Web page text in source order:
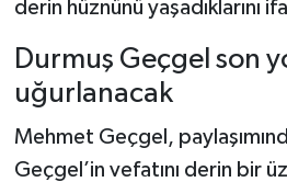
derin hüznünü yaşadıklarını
Durmuş Geçgel son
uğurlanacak
Mehmet Geçgel,
Geçgel’in vefatını derin bir
Şenpazar Haberleri
Seydiler Haberleri
Taşköprü Haberleri